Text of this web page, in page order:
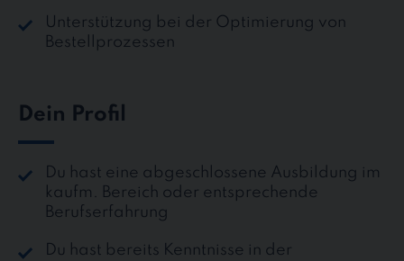
Unterstützung bei der Optimierung von
Bestellprozessen
Dein Profil
Du hast eine abgeschlossene Ausbildung im
kaufm. Bereich oder entsprechende
Berufserfahrung
Du hast bereits Kenntnisse in der